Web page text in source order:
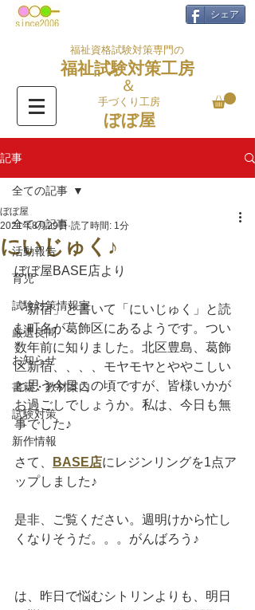
シェア
福祉資格試験対策専門の
福祉試験対策工房
＆
手づくり工房
ぼぼ屋
記事
全ての記事
活動報告
育児
試験対策情報室
厳選良問
お知らせ
書籍・教材案内
試験対策
新作情報
全ての記事
にいじゅく♪
ぼぼ屋
2021年8月29日 読了時間: 1分
ぼぼ屋BASE店より
「新宿」と書いて「にいじゅく」と読
む町名が葛飾区にあるようです。つい
数年前に知りました。北区豊島、葛飾
区新宿、、、、モヤモヤとややこしい
と思う今日この頃ですが、皆様いかが
お過ごしでしょうか。私は、今日も無
事でした♪
さて、 BASE店にレジンリングを1点ア
ップしました♪
是非、ご覧ください。週明けから忙し
くなりそうだ。。。がんばろう♪
は、昨日で悩むシトリンよりも、明日